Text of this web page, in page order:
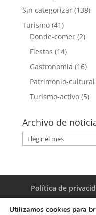
Sin categorizar(138)
Turismo(41)
Donde-comer(2)
Fiestas (14)
Gastronomía (16)
Patrimonio-cultural
Turismo-activo(5)
Archivo de
Archivo
de
Política de
Utilizamos cookies para